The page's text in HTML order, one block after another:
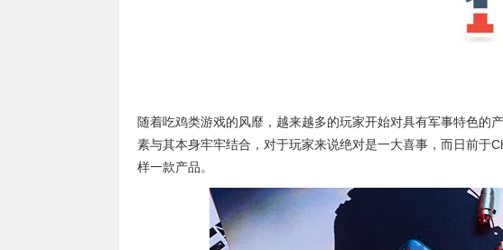
随着吃鸡类游戏的风靡，越来越多的玩家开始对具有军事特色的
素与其本身牢牢结合，对于玩家来说绝对是一大喜事，而日前于
样一款产品。